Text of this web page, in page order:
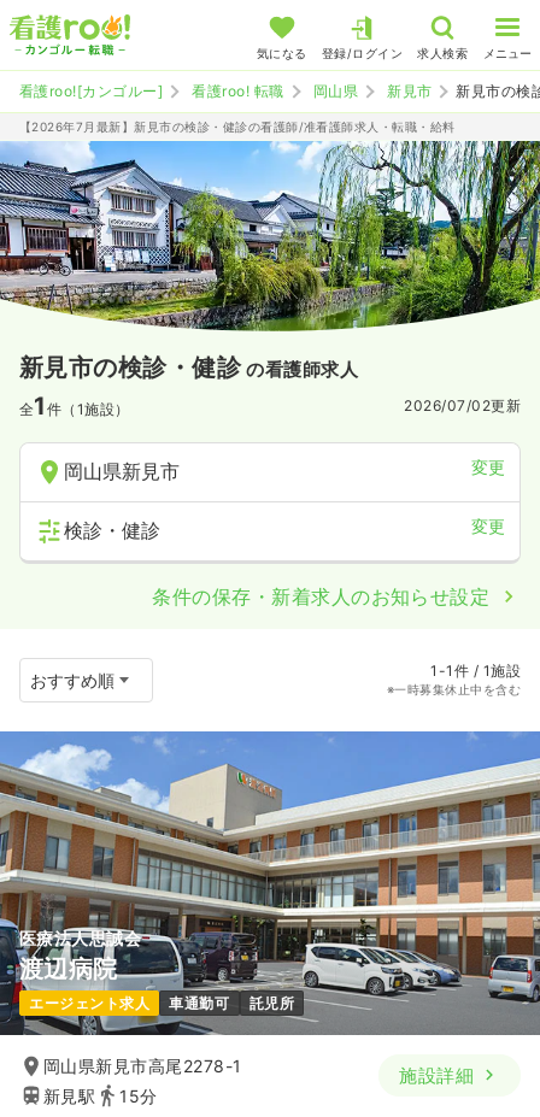
気になる 登録/ログイン 求人検索 メニュー
看護roo![カンゴルー] 看護roo! 転職 岡山県 新見市 新見市の検
【2026年7月最新】新見市の検診・健診の看護師/准看護師求人・転職・給料
新見市の検診・健診 の看護師求人
全1 件（1施設） 2026/07/02更新
岡山県新見市 変更
検診・健診 変更
条件の保存・新着求人のお知らせ設定
1-1件 / 1施設
※一時募集休止中を含む
医療法人思誠会
渡辺病院
エージェント求人 車通勤可 託児所
岡山県新見市高尾2278-1
新見駅
15分
施設詳細